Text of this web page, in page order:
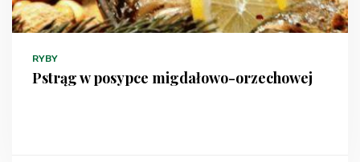
RYBY
Pstrąg w posypce migdałowo-orzechowej